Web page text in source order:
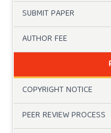
SUBMIT PAPER
AUTHOR FEE
COPYRIGHT NOTICE
PEER REVIEW PROCESS